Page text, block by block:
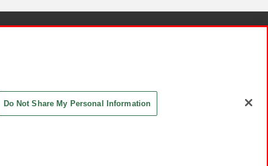
Do Not Share My Personal Information